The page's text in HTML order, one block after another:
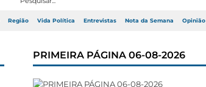
Região Vida Política Entrevistas Nota da Semana Opinião
PRIMEIRA PÁGINA 06-08-2026